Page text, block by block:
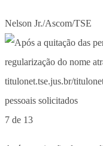
Nelson Jr./Ascom/TSE
7 de 13